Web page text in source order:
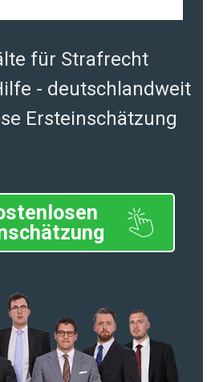
für Strafrecht
- deutschlandweit
Ersteinschätzung